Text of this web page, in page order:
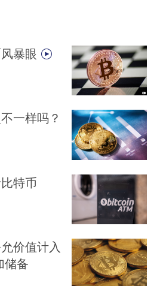
暴眼
一样吗？
特币
价值计入
储备